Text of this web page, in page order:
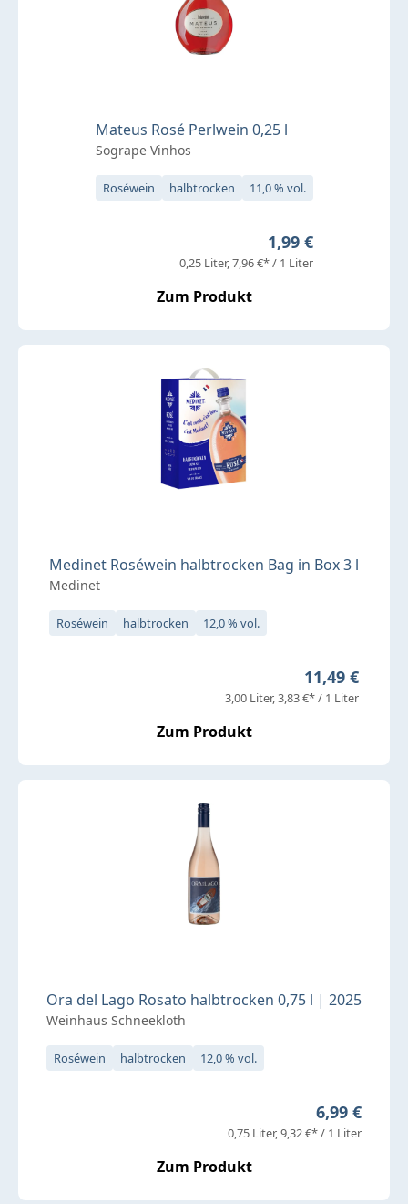
Mateus Rosé Perlwein 0,25 l
Sogrape Vinhos
Roséwein halbtrocken 11,0 % vol.
Regulärer Preis:
1,99 €
0,25 Liter 7,96 €* / 1 Liter
Zum Produkt
Medinet Roséwein halbtrocken Bag in Box 3 l
Medinet
Roséwein halbtrocken 12,0 % vol.
Regulärer
11,49 €
3,00 Liter 3,83 €* / 1 Liter
Zum Produkt
Ora del Lago Rosato halbtrocken 0,75 l | 2025
Weinhaus Schneekloth
Roséwein halbtrocken 12,0 % vol.
Regulärer
6,99 €
0,75 Liter 9,32 €* / 1 Liter
Zum Produkt